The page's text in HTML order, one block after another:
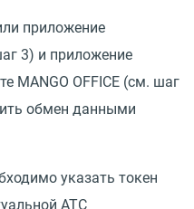
приложение
3) и приложение
MANGO OFFICE (см. шаг
обмен данными
указать токен
АТС